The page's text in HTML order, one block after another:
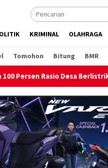
KRIMINAL OLAHRAGA
Tomohon Bitung BMR
Provinsi Gorontalo